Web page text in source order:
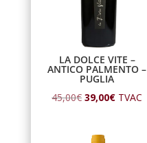
LA DOLCE VITE –
ANTICO PALMENTO –
PUGLIA
45,00€ Le
initial
39,00€Le
TVAC